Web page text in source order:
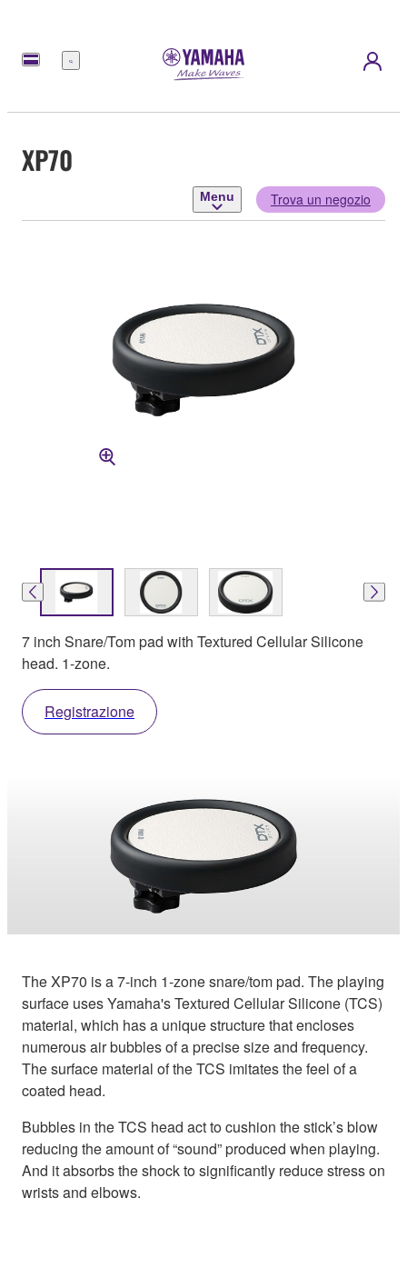
Menu
XP70
Menu Trova un negozio
7 inch Snare/Tom pad with Textured Cellular Silicone
head. 1-zone.
Registrazione
The XP70 is a 7-inch 1-zone snare/tom pad. The playing
surface uses Yamaha's Textured Cellular Silicone (TCS)
material, which has a unique structure that encloses
numerous air bubbles of a precise size and frequency.
The surface material of the TCS imitates the feel of a
coated head.
Bubbles in the TCS head act to cushion the stick’s blow
reducing the amount of “sound” produced when playing.
And it absorbs the shock to significantly reduce stress on
wrists and elbows.